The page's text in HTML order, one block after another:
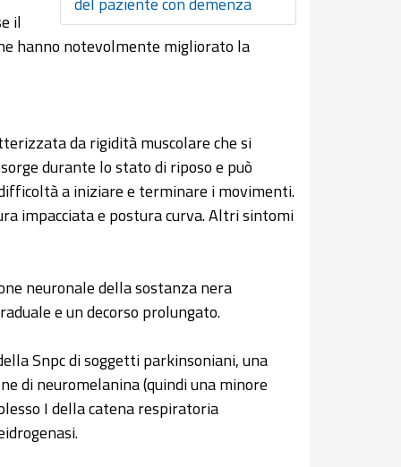
il
hanno notevolmente migliorato la
da rigidità muscolare che si
durante lo stato di riposo e può
a iniziare e terminare i movimenti.
impacciata e postura curva. Altri sintomi
neuronale della sostanza nera
e un decorso prolungato.
Snpc di soggetti parkinsoniani, una
di neuromelanina (quindi una minore
I della catena respiratoria